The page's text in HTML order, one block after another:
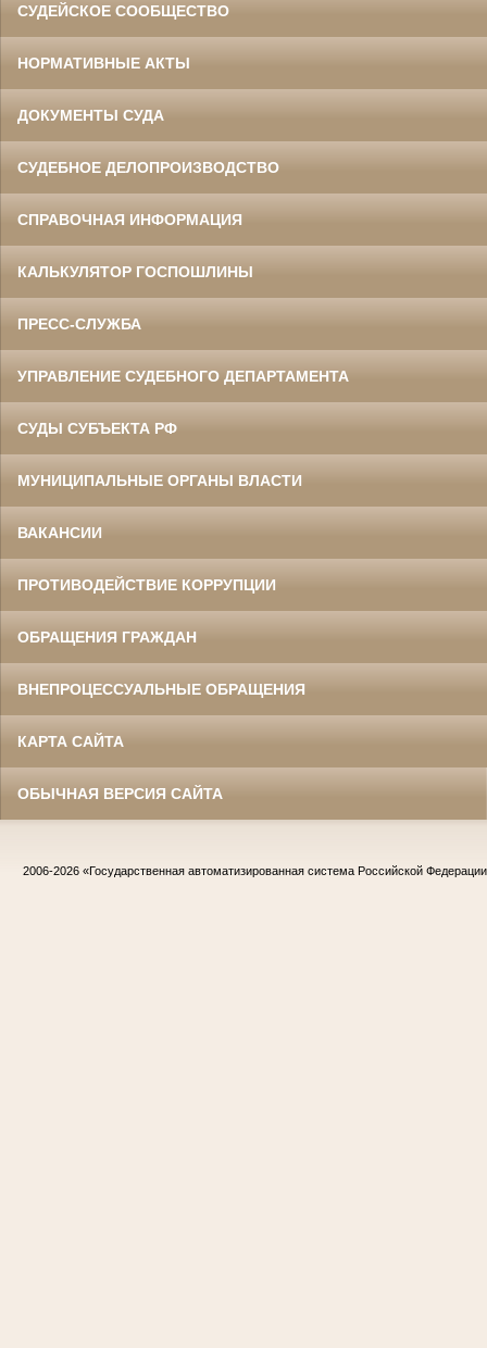
СУДЕЙСКОЕ СООБЩЕСТВО
НОРМАТИВНЫЕ АКТЫ
ДОКУМЕНТЫ СУДА
СУДЕБНОЕ ДЕЛОПРОИЗВОДСТВО
СПРАВОЧНАЯ ИНФОРМАЦИЯ
КАЛЬКУЛЯТОР ГОСПОШЛИНЫ
ПРЕСС-СЛУЖБА
УПРАВЛЕНИЕ СУДЕБНОГО ДЕПАРТАМЕНТА
СУДЫ СУБЪЕКТА РФ
МУНИЦИПАЛЬНЫЕ ОРГАНЫ ВЛАСТИ
ВАКАНСИИ
ПРОТИВОДЕЙСТВИЕ КОРРУПЦИИ
ОБРАЩЕНИЯ ГРАЖДАН
ВНЕПРОЦЕССУАЛЬНЫЕ ОБРАЩЕНИЯ
КАРТА САЙТА
ОБЫЧНАЯ ВЕРСИЯ САЙТА
2006-2026 «Государственная автоматизированная система Российской